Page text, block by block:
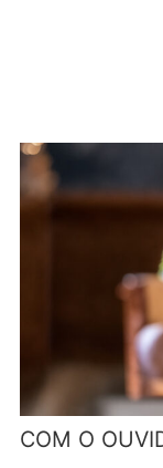
COM O